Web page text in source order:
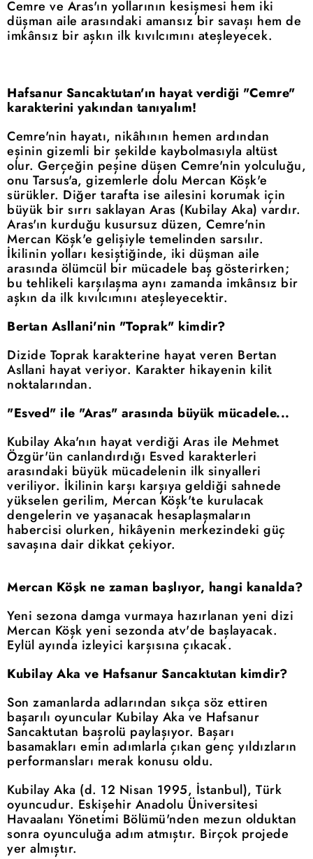
Cemre ve Aras'ın yollarının kesişmesi hem iki
düşman aile arasındaki amansız bir savaşı hem de
imkânsız bir aşkın ilk kıvılcımını ateşleyecek.
Hafsanur Sancaktutan'ın hayat verdiği "Cemre"
karakterini yakından tanıyalım!
Cemre'nin hayatı, nikâhının hemen ardından
eşinin gizemli bir şekilde kaybolmasıyla altüst
olur. Gerçeğin peşine düşen Cemre'nin yolculuğu,
onu Tarsus'a, gizemlerle dolu Mercan Köşk'e
sürükler. Diğer tarafta ise ailesini korumak için
büyük bir sırrı saklayan Aras (Kubilay Aka) vardır.
Aras'ın kurduğu kusursuz düzen, Cemre'nin
Mercan Köşk'e gelişiyle temelinden sarsılır.
İkilinin yolları kesiştiğinde, iki düşman aile
arasında ölümcül bir mücadele baş gösterirken;
bu tehlikeli karşılaşma aynı zamanda imkânsız bir
aşkın da ilk kıvılcımını ateşleyecektir.
Bertan Asllani'nin "Toprak" kimdir?
Dizide Toprak karakterine hayat veren Bertan
Asllani hayat veriyor. Karakter hikayenin kilit
noktalarından.
"Esved" ile "Aras" arasında büyük mücadele...
Kubilay Aka'nın hayat verdiği Aras ile Mehmet
Özgür'ün canlandırdığı Esved karakterleri
arasındaki büyük mücadelenin ilk sinyalleri
veriliyor. İkilinin karşı karşıya geldiği sahnede
yükselen gerilim, Mercan Köşk'te kurulacak
dengelerin ve yaşanacak hesaplaşmaların
habercisi olurken, hikâyenin merkezindeki güç
savaşına dair dikkat çekiyor.
Mercan Köşk ne zaman başlıyor, hangi kanalda?
Yeni sezona damga vurmaya hazırlanan yeni dizi
Mercan Köşk yeni sezonda atv'de başlayacak.
Eylül ayında izleyici karşısına çıkacak.
Kubilay Aka ve Hafsanur Sancaktutan kimdir?
Son zamanlarda adlarından sıkça söz ettiren
başarılı oyuncular Kubilay Aka ve Hafsanur
Sancaktutan başrolü paylaşıyor. Başarı
basamakları emin adımlarla çıkan genç yıldızların
performansları merak konusu oldu.
Kubilay Aka (d. 12 Nisan 1995, İstanbul), Türk
oyuncudur. Eskişehir Anadolu Üniversitesi
Havaalanı Yönetimi Bölümü'nden mezun olduktan
sonra oyunculuğa adım atmıştır. Birçok projede
yer almıştır.